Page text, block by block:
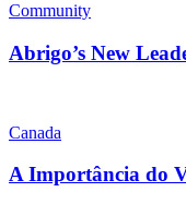
Community
Abrigo’s New
Canada
A Importância do